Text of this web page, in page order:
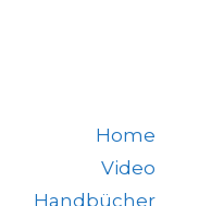
Home
Video
Handbücher